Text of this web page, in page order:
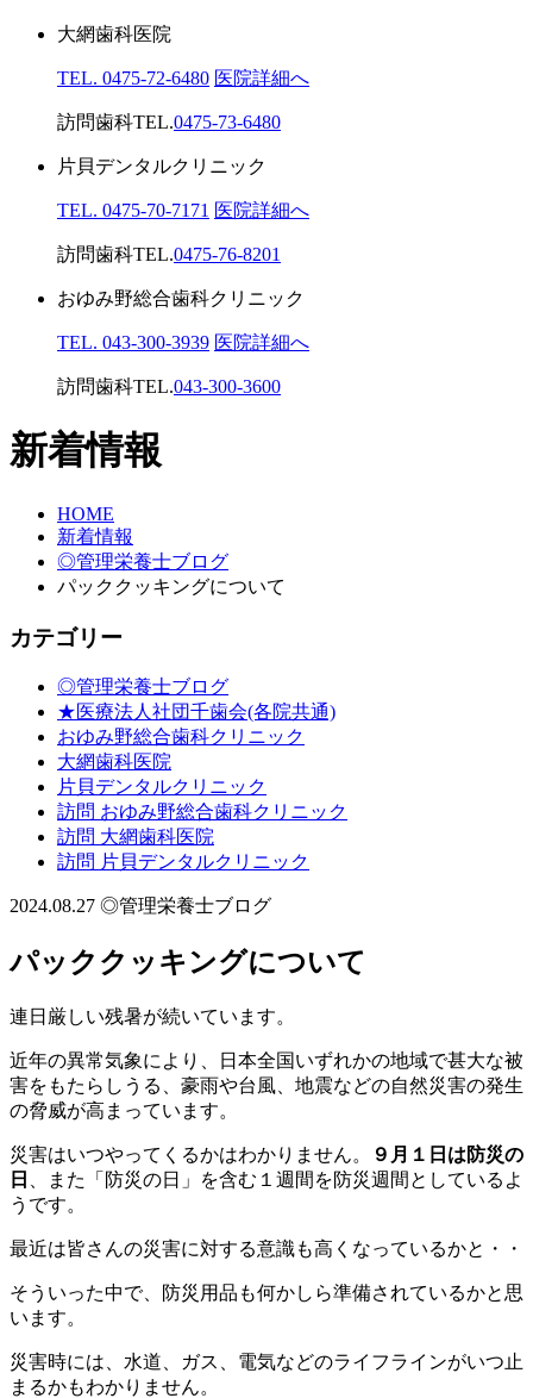
大網歯科医院
TEL. 0475-72-6480 医院詳細へ
訪問歯科TEL.0475-73-6480
片貝デンタルクリニック
TEL. 0475-70-7171 医院詳細へ
訪問歯科TEL.0475-76-8201
おゆみ野総合歯科クリニック
TEL. 043-300-3939 医院詳細へ
訪問歯科TEL.043-300-3600
新着情報
HOME
新着情報
◎管理栄養士ブログ
パッククッキングについて
カテゴリー
◎管理栄養士ブログ
★医療法人社団千歯会(各院共通)
おゆみ野総合歯科クリニック
大網歯科医院
片貝デンタルクリニック
訪問 おゆみ野総合歯科クリニック
訪問 大網歯科医院
訪問 片貝デンタルクリニック
2024.08.27 ◎管理栄養士ブログ
パッククッキングについて
連日厳しい残暑が続いています。
近年の異常気象により、日本全国いずれかの地域で甚大な被
害をもたらしうる、豪雨や台風、地震などの自然災害の発生
の脅威が高まっています。
災害はいつやってくるかはわかりません。
９月１日は防災の
日
、また「防災の日」を含む１週間を防災週間としているよ
うです。
最近は皆さんの災害に対する意識も高くなっているかと・・
そういった中で、防災用品も何かしら準備されているかと思
います。
災害時には、水道、ガス、電気などのライフラインがいつ止
まるかもわかりません。